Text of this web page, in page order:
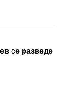
се разведе